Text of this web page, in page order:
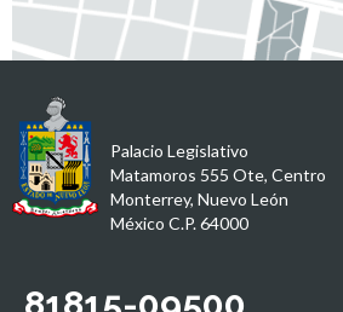
Palacio Legislativo
Matamoros 555 Ote, Centro
Monterrey, Nuevo León
México C.P. 64000